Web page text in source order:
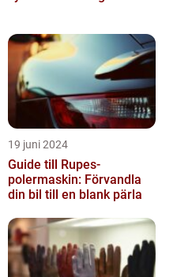
19 juni 2024
Guide till Rupes-
polermaskin: Förvandla
din bil till en blank pärla